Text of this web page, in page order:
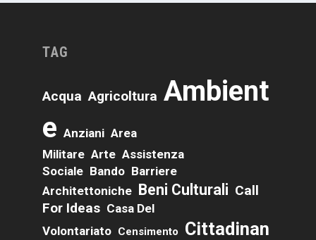
TAG
Acqua Agricoltura Ambient
E Anziani Area
Militare Arte Assistenza
Sociale Bando Barriere
Architettoniche Beni Culturali Call
For Ideas Casa Del
Volontariato Censimento
Cittadinan